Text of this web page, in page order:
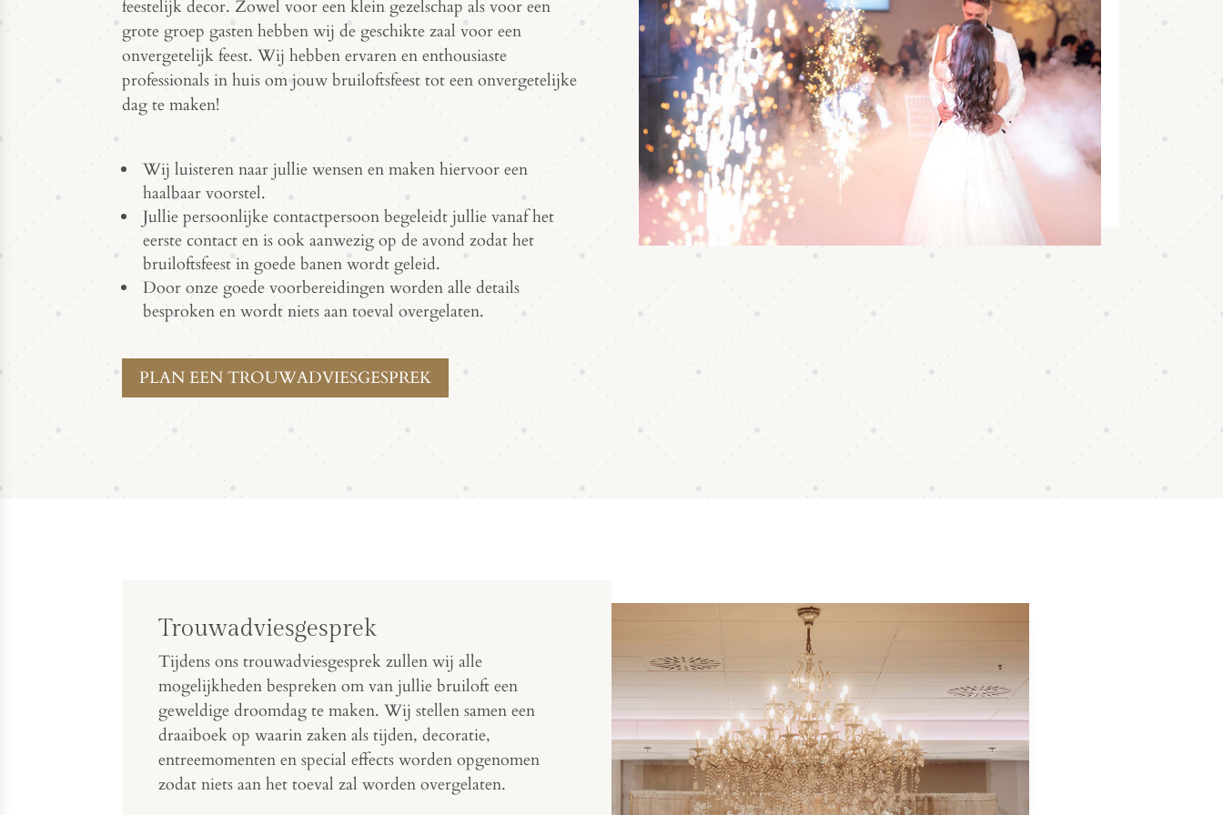
feestelijk decor. Zowel voor een klein gezelschap als voor een
grote groep gasten hebben wij de geschikte zaal voor een
onvergetelijk feest. Wij hebben ervaren en enthousiaste
professionals in huis om jouw bruiloftsfeest tot een onvergetelijke
dag te maken!
Wij luisteren naar jullie wensen en maken hiervoor een
haalbaar voorstel.
Jullie persoonlijke contactpersoon begeleidt jullie vanaf het
eerste contact en is ook aanwezig op de avond zodat het
bruiloftsfeest in goede banen wordt geleid.
Door onze goede voorbereidingen worden alle details
besproken en wordt niets aan toeval overgelaten.
PLAN EEN TROUWADVIESGESPREK
Trouwadviesgesprek
Tijdens ons trouwadviesgesprek zullen wij alle
mogelijkheden bespreken om van jullie bruiloft een
geweldige droomdag te maken. Wij stellen samen een
draaiboek op waarin zaken als tijden, decoratie,
entreemomenten en special effects worden opgenomen
zodat niets aan het toeval zal worden overgelaten.